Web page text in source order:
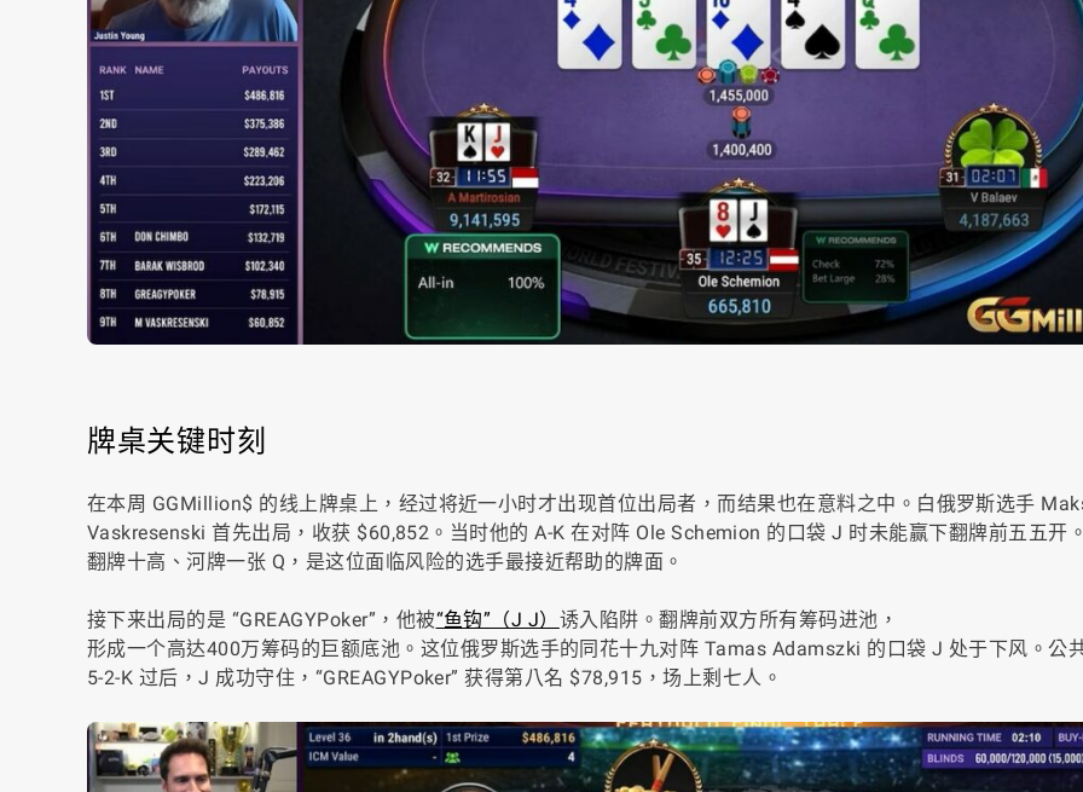
牌桌关键时刻
在本周 GGMillion$ 的线上牌桌上，经过将近一小时才出现首位出局者，而结果也在意料之中。白俄罗斯选手
Vaskresenski 首先出局，收获 $60,852。当时他的 A-K 在对阵 Ole Schemion 的口袋 J 时未能赢下翻牌前五五开
翻牌十高、河牌一张 Q，是这位面临风险的选手最接近帮助的牌面。
接下来出局的是 “GREAGYPoker”，他被“鱼钩”（J J） 诱入陷阱。翻牌前双方所有筹码进池，
形成一个高达400万筹码的巨额底池。这位俄罗斯选手的同花十九对阵 Tamas Adamszki 的口袋 J 处于下风。公
5-2-K 过后，J 成功守住，“GREAGYPoker” 获得第八名 $78,915，场上剩七人。